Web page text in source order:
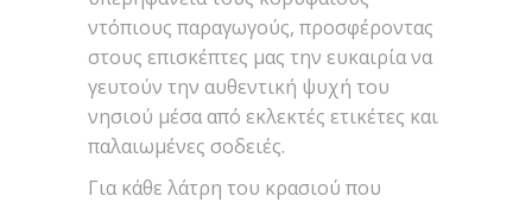
ντόπιους παραγωγούς, προσφέροντας
στους επισκέπτες μας την ευκαιρία να
γευτούν την αυθεντική ψυχή του
νησιού μέσα από εκλεκτές ετικέτες και
παλαιωμένες σοδειές.
Για κάθε λάτρη του κρασιού που